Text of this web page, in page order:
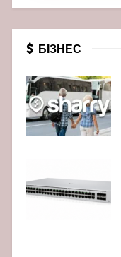
БІЗНЕС